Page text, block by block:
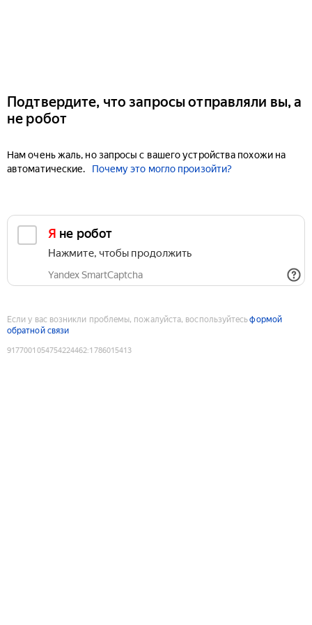
Подтвердите, что запросы отправляли вы, а
не робот
Нам очень жаль, но запросы с вашего устройства похожи на
автоматические.
Почему это могло произойти?
Я не робот
Нажмите, чтобы продолжить
Yandex SmartCaptcha
Если у вас возникли проблемы, пожалуйста, воспользуйтесьформой
обратной связи
9177001054754224462:1786015413